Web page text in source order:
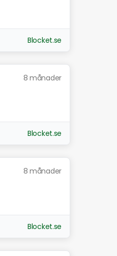
Blocket.se
8 månader
Blocket.se
8 månader
Blocket.se